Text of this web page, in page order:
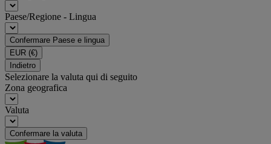
Paese/Regione - Lingua
Confermare Paese e lingua
EUR (€)
Indietro
Selezionare la valuta qui di seguito
Zona geografica
Valuta
Confermare la valuta